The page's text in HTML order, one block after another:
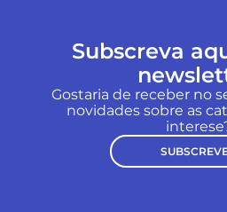
Subscreva
Gostaria de receber no
novidades sobre as